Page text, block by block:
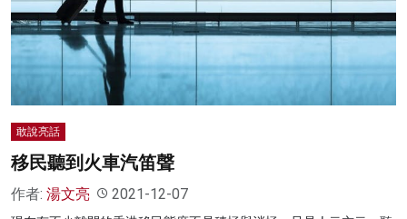
敢說亮話
移民聽到火車汽笛聲
作者: 湯文亮 2021-12-07